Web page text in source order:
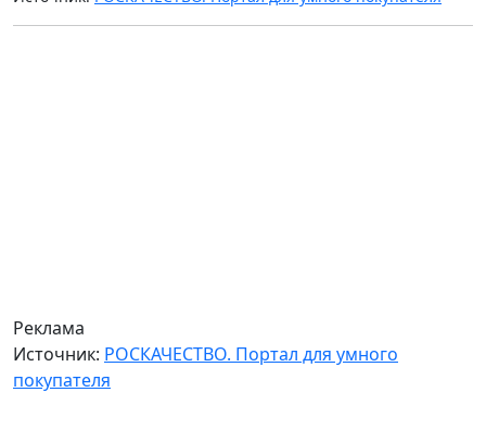
Реклама
Источник: РОСКАЧЕСТВО. Портал для умного
покупателя